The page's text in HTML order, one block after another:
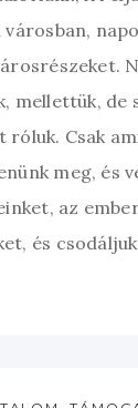
városban,
mellettük, de
róluk. Csak
meg, és
az
és